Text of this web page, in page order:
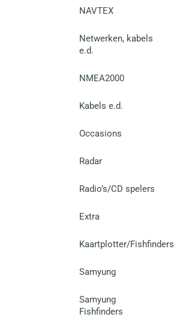
NAVTEX
Netwerken, kabels
e.d.
NMEA2000
Kabels e.d.
Occasions
Radar
Radio’s/CD spelers
Extra
Kaartplotter/Fishfinders
Samyung
Samyung
Fishfinders